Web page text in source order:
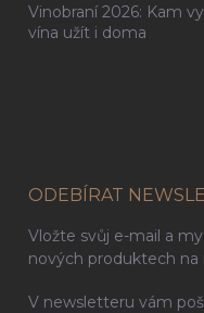
Vinobraní 2026: Kam
vína užít i doma
ODEBÍRAT
Vložte svůj e-mail a
nových produktech na
V newsletteru vám